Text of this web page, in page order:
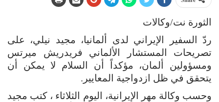
الثورة نت/وكالات
ردّ السفير الإيراني لدى ألمانيا، مجيد نيلي، على
تصريحات المستشار الألماني فريدريش ميرتس
ومسؤولين ألمان، مؤكداً أن السلام لا يمكن أن
يتحقق في ظل ازدواجية المعايير.
وحسب وكالة مهر الإيرانية، اليوم الثلاثاء ، كتب مجيد